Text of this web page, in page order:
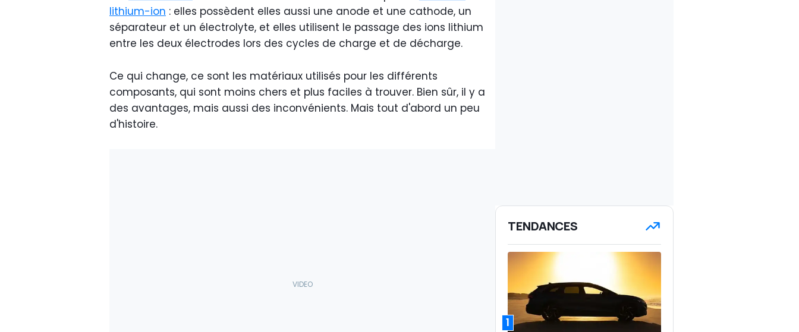
lithium-ion : elles possèdent elles aussi une anode et une cathode, un
séparateur et un électrolyte, et elles utilisent le passage des ions lithium
entre les deux électrodes lors des cycles de charge et de décharge.
Ce qui change, ce sont les matériaux utilisés pour les différents
composants, qui sont moins chers et plus faciles à trouver. Bien sûr, il y a
des avantages, mais aussi des inconvénients. Mais tout d'abord un peu
d'histoire.
TENDANCES
1